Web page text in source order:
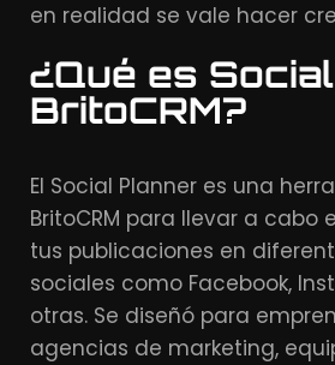
en realidad se vale hacer
¿Qué es
BritoCRM?
El Social Planner es una
BritoCRM para llevar a cabo
tus publicaciones en
sociales como Facebook,
otras. Se diseñó para
agencias de marketing,